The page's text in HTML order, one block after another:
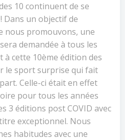
10 continuent de se
Dans un objectif de
nous promouvons, une
demandée à tous les
cette 10ème édition des
le sport surprise qui fait
Celle-ci était en effet
pour tous les années
3 éditions post COVID avec
exceptionnel. Nous
habitudes avec une